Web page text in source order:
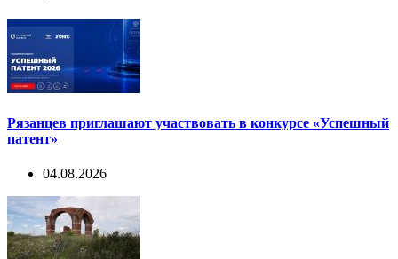
Рязанцев приглашают участвовать в конкурсе «Успешный
патент»
04.08.2026